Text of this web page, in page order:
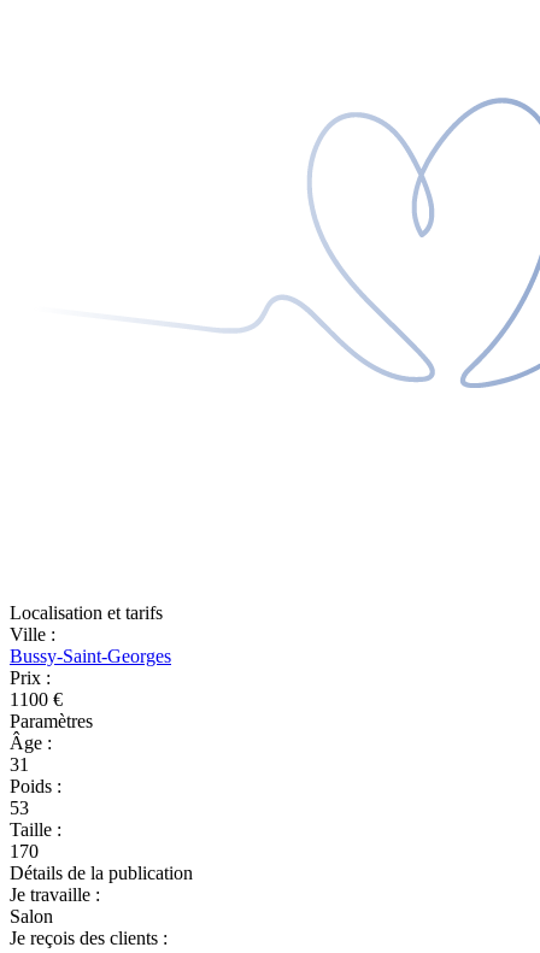
Localisation et tarifs
Ville :
Bussy-Saint-Georges
Prix :
1100 €
Paramètres
Âge :
31
Poids :
53
Taille :
170
Détails de la publication
Je travaille :
Salon
Je reçois des clients :